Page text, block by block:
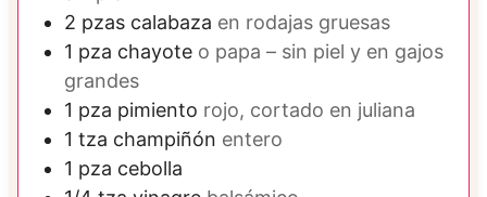
2 pzas calabaza en rodajas gruesas
1 pza chayote o papa – sin piel y en gajos
grandes
1 pza pimiento rojo, cortado en juliana
1 tza champiñón entero
1 pza cebolla